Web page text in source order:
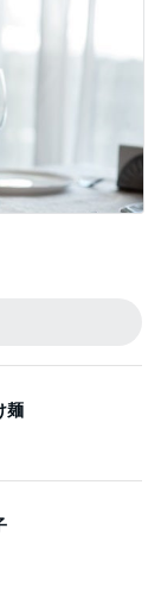
麺